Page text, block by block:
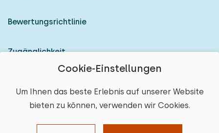
Cookie-Einstellungen
Um Ihnen das beste Erlebnis auf unserer Website
bieten zu können, verwenden wir Cookies.
Bewertungsrichtlinie
Zugänglichkeit
© 2026 Heerlijke Huisjes (eingetragene Marke)